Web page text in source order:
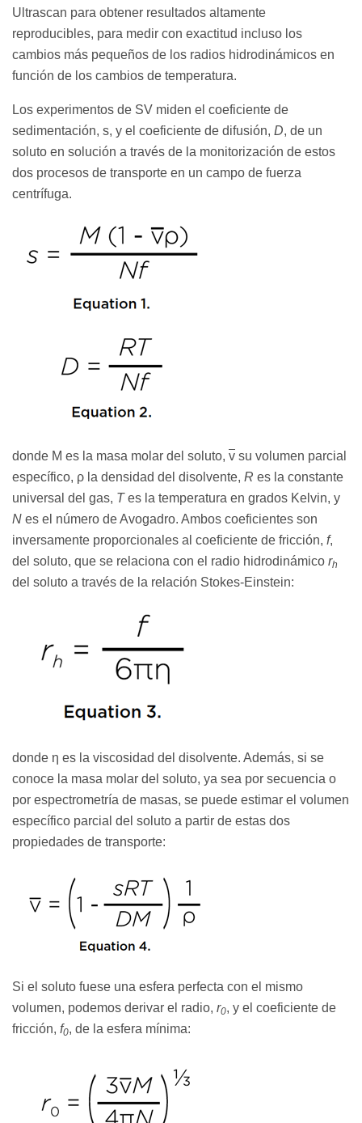
Ultrascan para obtener resultados altamente
reproducibles, para medir con exactitud incluso los
cambios más pequeños de los radios hidrodinámicos en
función de los cambios de temperatura.
Los experimentos de SV miden el coeficiente de
sedimentación, s, y el coeficiente de difusión, D, de un
soluto en solución a través de la monitorización de estos
dos procesos de transporte en un campo de fuerza
centrífuga.
donde M es la masa molar del soluto, v su volumen parcial
específico, ρ la densidad del disolvente, R es la constante
universal del gas, Tes la temperatura en grados Kelvin, y
N es el número de Avogadro. Ambos coeficientes son
inversamente proporcionales al coeficiente de fricción, f,
del soluto, que se relaciona con el radio hidrodinámico rh
del soluto a través de la relación Stokes-Einstein:
donde η es la viscosidad del disolvente. Además, si se
conoce la masa molar del soluto, ya sea por secuencia o
por espectrometría de masas, se puede estimar el volumen
específico parcial del soluto a partir de estas dos
propiedades de transporte:
Si el soluto fuese una esfera perfecta con el mismo
volumen, podemos derivar el radio, r0, y el coeficiente de
fricción, f0, de la esfera mínima: